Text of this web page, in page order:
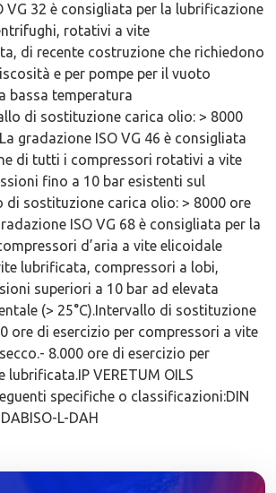
VG 32 è consigliata per la lubrificazione
rotativi a vite
di recente costruzione che richiedono
e per pompe per il vuoto
bassa temperatura
di sostituzione carica olio: > 8000
gradazione ISO VG 46 è consigliata
di tutti i compressori rotativi a vite
fino a 10 bar esistenti sul
di sostituzione carica olio: > 8000 ore
ISO VG 68 è consigliata per la
d’aria a vite elicoidale
lubrificata, compressori a lobi,
superiori a 10 bar ad elevata
(> 25°C).Intervallo di sostituzione
ore di esercizio per compressori a vite
8.000 ore di esercizio per
VERETUM OILS
specifiche o classificazioni:DIN
L-DAH